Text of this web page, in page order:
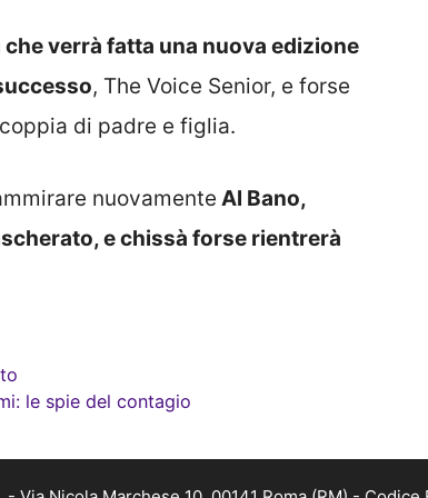
verrà fatta una nuova edizione
, The Voice Senior, e forse
di padre e figlia.
nuovamente Al Bano,
e chissà forse rientrerà
le spie del contagio